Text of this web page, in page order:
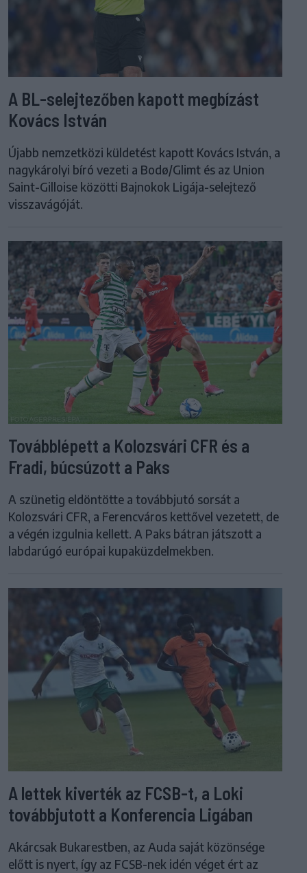
A BL-selejtezőben kapott megbízást
Kovács István
Újabb nemzetközi küldetést kapott Kovács István, a
nagykárolyi bíró vezeti a Bodø/Glimt és az Union
Saint-Gilloise közötti Bajnokok Ligája-selejtező
visszavágóját.
Továbblépett a Kolozsvári CFR és a
Fradi, búcsúzott a Paks
A szünetig eldöntötte a továbbjutó sorsát a
Kolozsvári CFR, a Ferencváros kettővel vezetett, de
a végén izgulnia kellett. A Paks bátran játszott a
labdarúgó európai kupaküzdelmekben.
A lettek kiverték az FCSB-t, a Loki
továbbjutott a Konferencia Ligában
Akárcsak Bukarestben, az Auda saját közönsége
előtt is nyert, így az FCSB-nek idén véget ért az